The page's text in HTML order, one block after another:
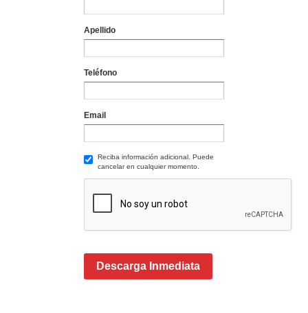
Apellido
Teléfono
Email
Reciba información adicional. Puede
cancelar en cualquier momento.
Descarga Inmediata